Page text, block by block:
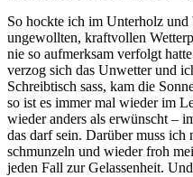
So hockte ich im Unterholz und
ungewollten, kraftvollen
nie so aufmerksam verfolgt
verzog sich das Unwetter und
Schreibtisch sass, kam die
so ist es immer mal wieder im
wieder anders als erwünscht –
das darf sein. Darüber muss
schmunzeln und wieder froh
jeden Fall zur Gelassenheit.